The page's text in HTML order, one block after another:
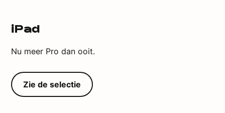
iPad
Nu meer Pro dan ooit.
Zie de selectie